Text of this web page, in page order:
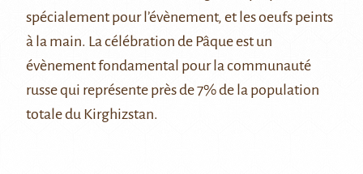
spécialement pour l’évènement, et les oeufs peints
à la main. La célébration de Pâque est un
évènement fondamental pour la communauté
russe qui représente près de 7% de la population
totale du Kirghizstan.